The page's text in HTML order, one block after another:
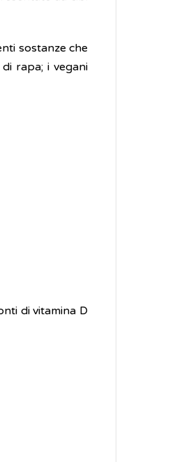
sostanze che
rapa; i vegani
di vitamina D